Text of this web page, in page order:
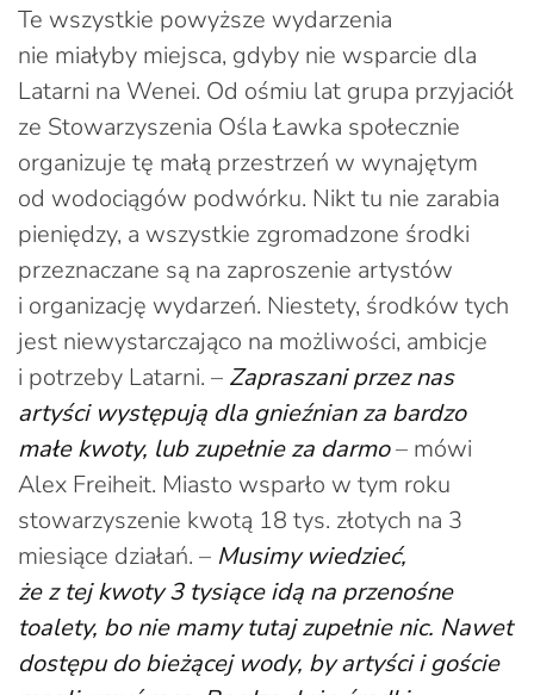
Te wszystkie powyższe wydarzenia
nie miałyby miejsca, gdyby nie wsparcie dla
Latarni na Wenei. Od ośmiu lat grupa przyjaciół
ze Stowarzyszenia Ośla Ławka społecznie
organizuje tę małą przestrzeń w wynajętym
od wodociągów podwórku. Nikt tu nie zarabia
pieniędzy, a wszystkie zgromadzone środki
przeznaczane są na zaproszenie artystów
i organizację wydarzeń. Niestety, środków tych
jest niewystarczająco na możliwości, ambicje
i potrzeby Latarni. – Zapraszani przez nas
artyści występują dla gnieźnian za bardzo
małe kwoty, lub zupełnie za darmo– mówi
Alex Freiheit. Miasto wsparło w tym roku
stowarzyszenie kwotą 18 tys. złotych na 3
miesiące działań. – Musimy wiedzieć,
że z tej kwoty 3 tysiące idą na przenośne
toalety, bo nie mamy tutaj zupełnie nic. Nawet
dostępu do bieżącej wody, by artyści i goście